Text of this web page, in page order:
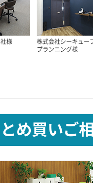
様
株式会社シーキュー
プランニング様
め買いご